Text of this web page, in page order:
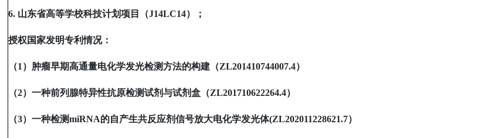
6. 山东省高等学校科技计划项目（J14LC14）；
授权国家发明专利情况：
（1 ）肿瘤早期高通量电化学发光检测方法的构建（ZL201410744007.4）
（2）一种前列腺特异性抗原检测试剂与试剂盒（ZL201710622264.4）
（3）一种检测miRNA的自产生共反应剂信号放大电化学发光体(ZL202011228621.7）